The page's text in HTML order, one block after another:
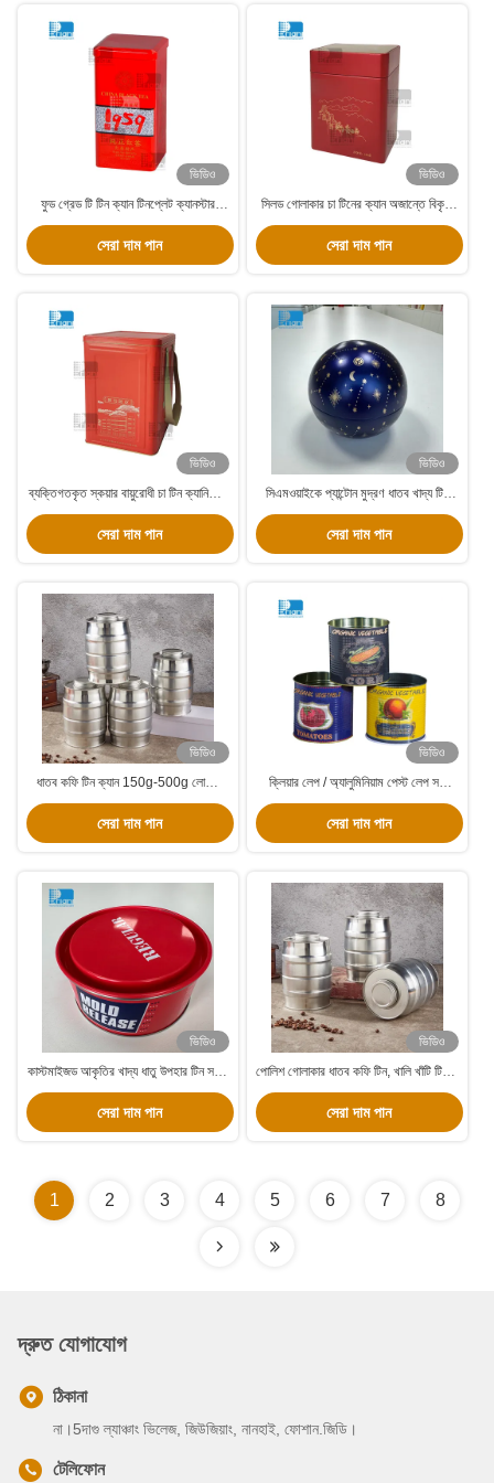
ভিডিও
ফুড গ্রেড টি টিন ক্যান টিনপ্লেট ক্যানস্টার
বায়ুরোধী আয়তক্ষেত্রাকার টি টিন প্যাকেজিং
সেরা দাম পান
ভিডিও
সিলড গোলাকার চা টিনের ক্যান অজান্তে বিকৃত
কফি টিনের প্যাকেজিং খাদ্য গ্রেড কভার
সেরা দাম পান
ভিডিও
ব্যক্তিগতকৃত স্কয়ার বায়ুরোধী চা টিন ক্যানিস্টার
আয়তক্ষেত্রাকার এমবসড প্যাকেজিং বক্স
সেরা দাম পান
ভিডিও
সিএমওয়াইকে প্যান্টোন মুদ্রণ ধাতব খাদ্য টিন
উপহারের জন্য কাস্টম বিস্কুট টিন
সেরা দাম পান
ভিডিও
ধাতব কফি টিন ক্যান 150g-500g লোগো
কাস্টমাইজড কফি বিন জন্য
সেরা দাম পান
ভিডিও
ক্লিয়ার লেপ / অ্যালুমিনিয়াম পেস্ট লেপ সহ
গোলাকার ধাতব খাদ্য টিনের ক্যান
সেরা দাম পান
ভিডিও
কাস্টমাইজড আকৃতির খাদ্য ধাতু উপহার টিন সহজ
খোলা ঢাকনা সঙ্গে পুনর্ব্যবহৃত
সেরা দাম পান
ভিডিও
পোলিশ গোলাকার ধাতব কফি টিন, খালি খাঁটি টিনের
কফি টিন
সেরা দাম পান
1 2 3 4 5 6 7 8
দ্রুত যোগাযোগ
ঠিকানা
না।5দাগু ল্যাঞ্চাং ভিলেজ, জিউজিয়াং, নানহাই, ফোশান.জিডি।
টেলিফোন